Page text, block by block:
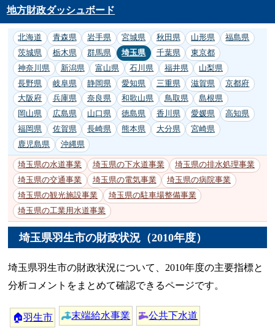
地方財政ダッシュボード
北海道 青森県 岩手県 宮城県 秋田県 山形県
福島県
茨城県
栃木県 群馬県 埼玉県 千葉県
東京都
神奈川県
新潟県 富山県 石川県 福井県
山梨県
長野県
岐阜県 静岡県 愛知県 三重県 滋賀県
京都府
大阪府
兵庫県 奈良県 和歌山県 鳥取県
島根県
岡山県
広島県 山口県 徳島県 香川県 愛媛県
高知県
福岡県
佐賀県 長崎県 熊本県 大分県
宮崎県
鹿児島県
沖縄県
埼玉県の水道事業 埼玉県の下水道事業
埼玉県の排水処理事業
埼玉県の交通事業
埼玉県の電気事業
埼玉県の病院事業
埼玉県の観光施設事業
埼玉県の駐車場整備事業
埼玉県の工業用水道事業
埼玉県羽生市の財政状況（2010年度）
埼玉県羽生市の財政状況について、2010年度の主要指標と
分析コメントをまとめて確認できるページです。
🏠羽生市 末端給水事業 公共下水道